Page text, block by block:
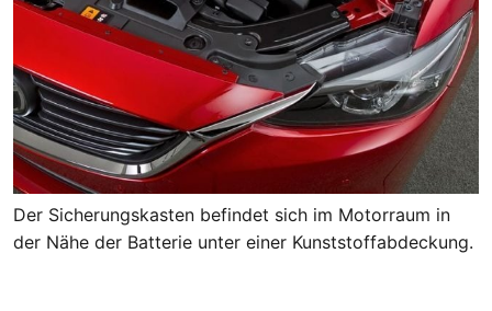
Der Sicherungskasten befindet sich im Motorraum in
der Nähe der Batterie unter einer Kunststoffabdeckung.